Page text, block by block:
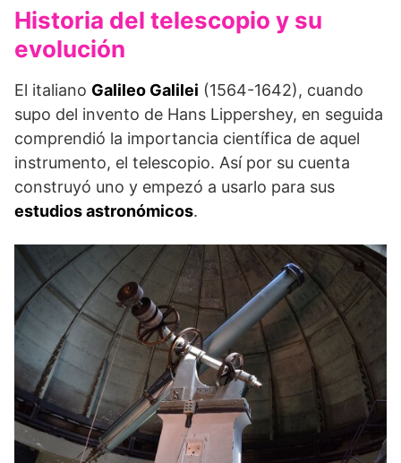
Historia del telescopio y su
evolución
El italiano Galileo Galilei (1564-1642), cuando
supo del invento de Hans Lippershey, en seguida
comprendió la importancia científica de aquel
instrumento, el telescopio. Así por su cuenta
construyó uno y empezó a usarlo para sus
estudios astronómicos.